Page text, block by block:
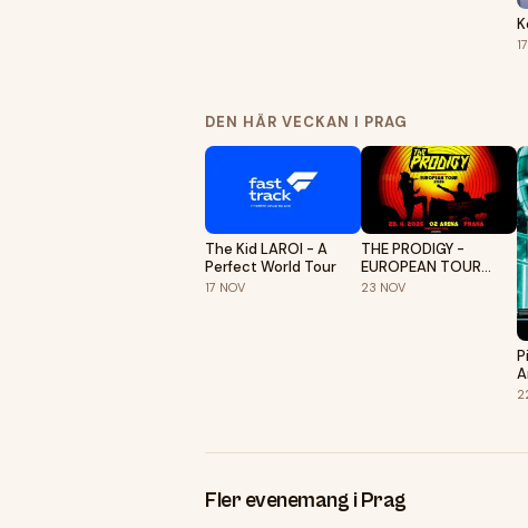
17
DEN HÄR VECKAN I PRAG
The Kid LAROI - A
Perfect World Tour
17 NOV
THE PRODIGY -
EUROPEAN TOUR
2026 | PRAHA
23 NOV
Fler evenemang i Prag